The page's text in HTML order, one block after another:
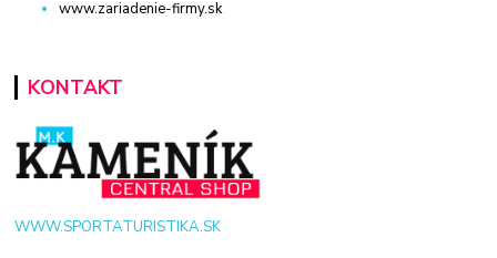
www.zariadenie-firmy.sk
KONTAKT
WWW.SPORTATURISTIKA.SK